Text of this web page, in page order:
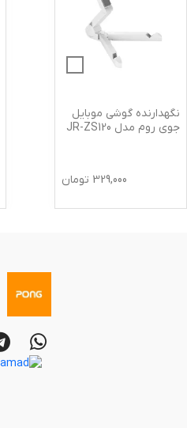
نگهدارنده گوشی موبایل
جوی روم مدل JR-ZS120
329,000 تومان